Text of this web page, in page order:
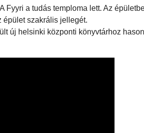
Fyyri a tudás temploma lett. Az
épület szakrális jellegét.
új helsinki központi könyvtárhoz